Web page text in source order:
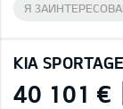
Я
KIA
40 101 €